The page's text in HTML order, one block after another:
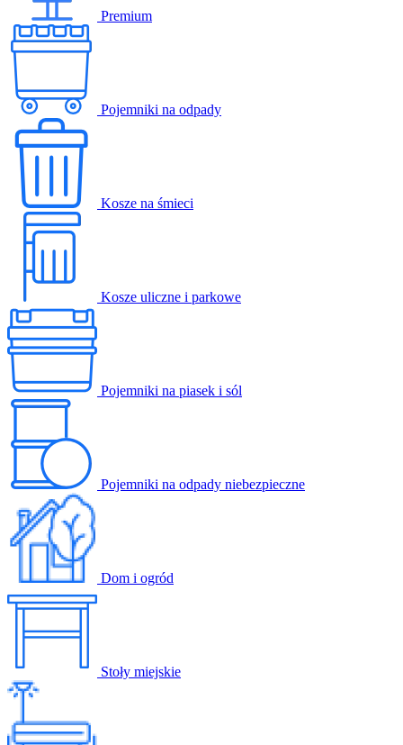
Premium
Pojemniki na odpady
Kosze na śmieci
Kosze uliczne i parkowe
Pojemniki na piasek i sól
Pojemniki na odpady niebezpieczne
Dom i ogród
Stoły miejskie